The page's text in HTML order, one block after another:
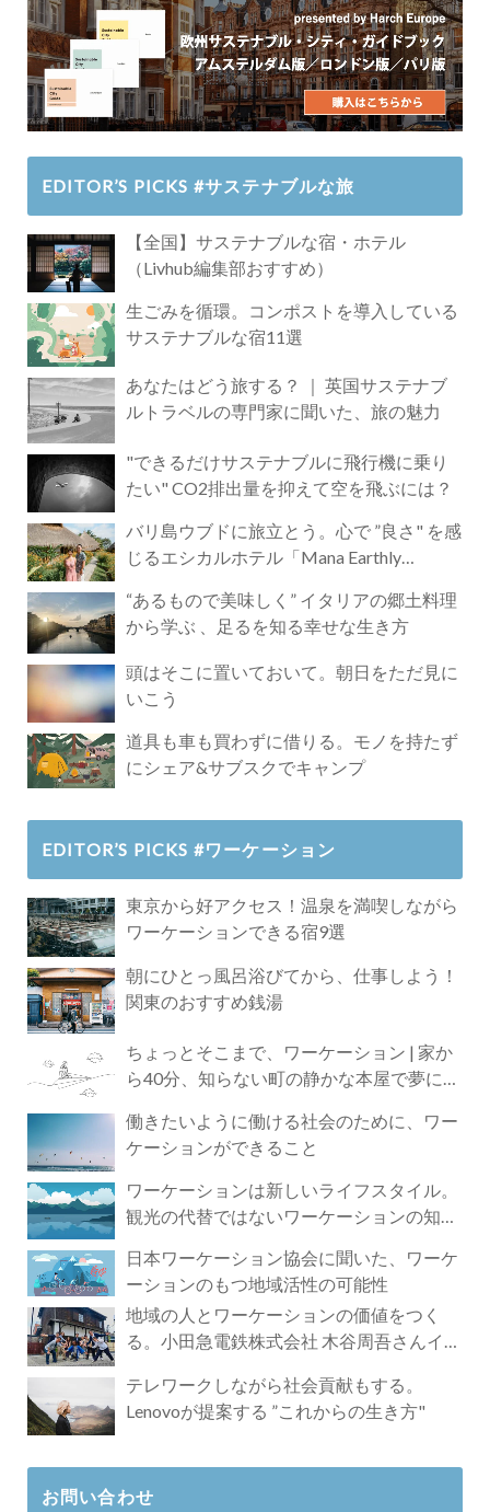
EDITOR’S PICKS #サステナブルな旅
【全国】サステナブルな宿・ホテル
（Livhub編集部おすすめ）
生ごみを循環。コンポストを導入している
サステナブルな宿11選
あなたはどう旅する？ ｜ 英国サステナブ
ルトラベルの専門家に聞いた、旅の魅力
"できるだけサステナブルに飛行機に乗り
たい" CO2排出量を抑えて空を飛ぶには？
バリ島ウブドに旅立とう。心で ”良さ" を感
じるエシカルホテル「Mana Earthly
“あるもので美味しく” イタリアの郷土料理
から学ぶ 、足るを知る幸せな生き方
頭はそこに置いておいて。朝日をただ見に
いこう
道具も車も買わずに借りる。モノを持たず
にシェア&サブスクでキャンプ
EDITOR’S PICKS #ワーケーション
東京から好アクセス！温泉を満喫しながら
ワーケーションできる宿9選
朝にひとっ風呂浴びてから、仕事しよう！
関東のおすすめ銭湯
ちょっとそこまで、ワーケーション | 家か
ら40分、知らない町の静かな本屋で夢に近
働きたいように働ける社会のために、ワー
ケーションができること
ワーケーションは新しいライフスタイル。
観光の代替ではないワーケーションの知ら
日本ワーケーション協会に聞いた、ワーケ
ーションのもつ地域活性の可能性
地域の人とワーケーションの価値をつく
る。小田急電鉄株式会社 木谷周吾さんイン
テレワークしながら社会貢献もする。
Lenovoが提案する ”これからの生き方"
お問い合わせ